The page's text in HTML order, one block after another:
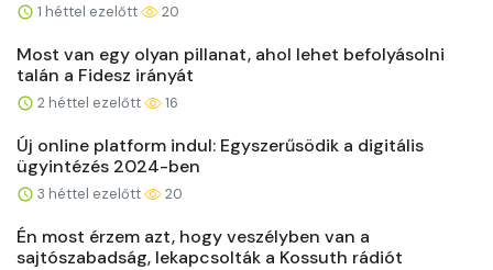
1 héttel ezelőtt 20
Most van egy olyan pillanat, ahol lehet befolyásolni
talán a Fidesz irányát
2 héttel ezelőtt 16
Új online platform indul: Egyszerűsödik a digitális
ügyintézés 2024-ben
3 héttel ezelőtt 20
Én most érzem azt, hogy veszélyben van a
sajtószabadság, lekapcsolták a Kossuth rádiót